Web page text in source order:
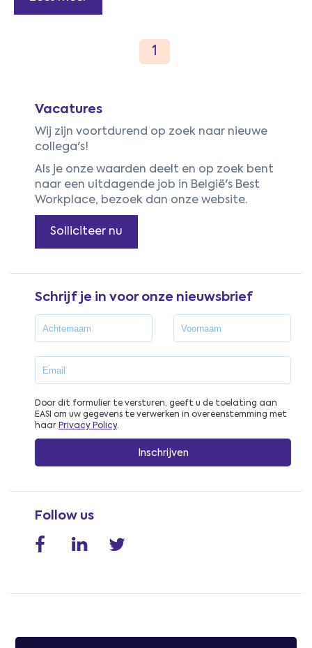
Vacatures
Wij zijn voortdurend op zoek naar nieuwe
collega's!
Als je onze waarden deelt en op zoek bent
naar een uitdagende job in België's Best
Workplace, bezoek dan onze website.
Solliciteer nu
Schrijf je in voor onze nieuwsbrief
Door dit formulier te versturen, geeft u de toelating aan
EASI om uw gegevens te verwerken in overeenstemming met
haar Privacy Policy.
Follow us